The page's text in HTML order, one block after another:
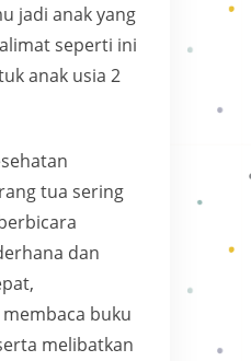
jadi anak yang
seperti ini
anak usia 2
tua sering
dan
buku
melibatkan